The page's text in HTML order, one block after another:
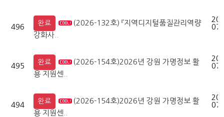
496 완료
(2026-132호) 『지역디지털품질관리역량
강화사..
495 완료
(2026-154호)2026년 강원 가명정보 활
용 지원센..
494 완료
(2026-154호)2026년 강원 가명정보 활
용 지원센..